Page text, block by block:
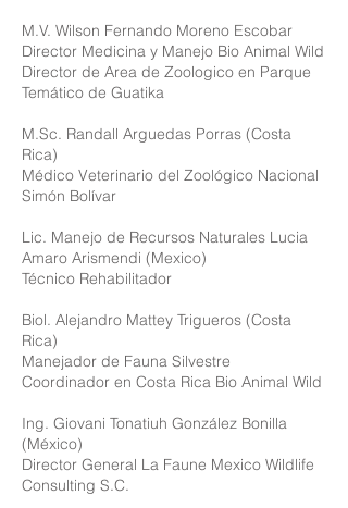
M.V. Wilson Fernando Moreno Escobar
Director Medicina y Manejo Bio Animal Wild
Director de Area de Zoologico en Parque
Temático de Guatika
M.Sc. Randall Arguedas Porras (Costa
Rica)
Médico Veterinario del Zoológico Nacional
Simón Bolívar
Lic. Manejo de Recursos Naturales Lucia
Amaro Arismendi (Mexico)
Técnico Rehabilitador
Biol. Alejandro Mattey Trigueros (Costa
Rica)
Manejador de Fauna Silvestre
Coordinador en Costa Rica Bio Animal Wild
Ing. Giovani Tonatiuh González Bonilla
(México)
Director General La Faune Mexico Wildlife
Consulting S.C.